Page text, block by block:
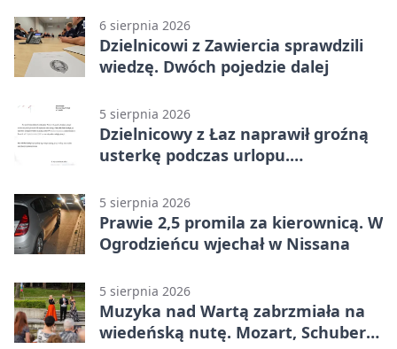
6 sierpnia 2026
Dzielnicowi z Zawiercia sprawdzili
wiedzę. Dwóch pojedzie dalej
5 sierpnia 2026
Dzielnicowy z Łaz naprawił groźną
usterkę podczas urlopu.
5 sierpnia 2026
Prawie 2,5 promila za kierownicą. W
Ogrodzieńcu wjechał w Nissana
5 sierpnia 2026
Muzyka nad Wartą zabrzmiała na
wiedeńską nutę. Mozart, Schubert i